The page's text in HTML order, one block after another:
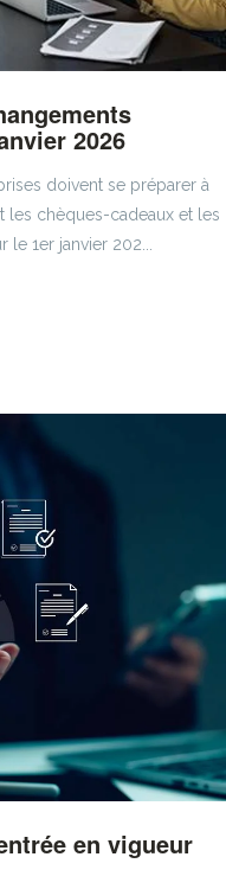
2026
doivent se préparer à
les chèques-cadeaux et les
le 1er janvier 202...
en vigueur